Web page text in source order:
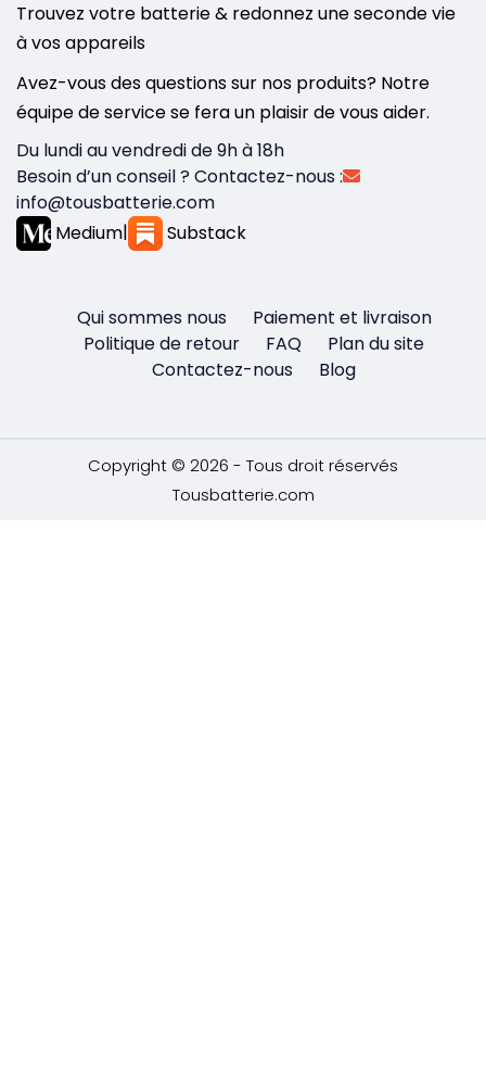
Trouvez votre batterie & redonnez une seconde vie
à vos appareils
Avez-vous des questions sur nos produits? Notre
équipe de service se fera un plaisir de vous aider.
Du lundi au vendredi de 9h à 18h
Besoin d’un conseil ? Contactez-nous :
info@tousbatterie.com
Medium| Substack
Qui sommes nous
Paiement et livraison
Politique de retour
FAQ
Plan du site
Contactez-nous
Blog
Copyright © 2026 - Tous droit réservés
Tousbatterie.com